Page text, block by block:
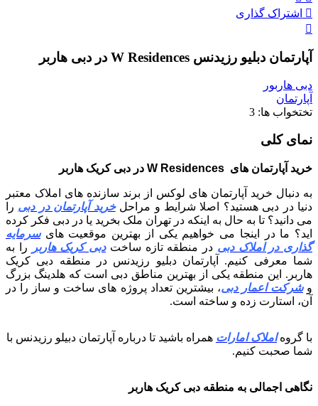
اشتراک گذاری
آپارتمان دبلیو رزیدنس W Residences در دبی هاربر
دبی هاربور
آپارتمان
تختخواب ها: 3
نمای کلی
خرید آپارتمان های W Residences در دبی کریک هاربر
به دنبال خرید آپارتمان های لوکس از برند سازنده های املاک معتبر
دنیا در دبی هستید؟ اصلا شرایط و مراحلخرید آپارتمان در دبی را
می دانید؟ تا به حال به اینکه در تهران ملک بخرید یا در دبی فکر کرده
اید؟ ما در اینجا می خواهیم یکی از بهترین موقعیت هایسرمایه
گذاری در املاک دبی در منطقه تازه ساختدبی کریک هاربر
را به
شما معرفی کنیم. آپارتمان دبلیو رزیدنس در منطقه دبی کریک
هاربر. این منطقه یکی از بهترین مناطق دبی است که هلدینگ بزرگ
وشرکت اعمار دبی، بیشترین تعداد پروژه های ساخت و ساز را در
آن، استارت زده و ساخته است.
با گروهاملاک امارات همراه باشید تا درباره آپارتمان دبیلو رزیدنس با
شما صحبت کنیم.
نگاهی اجمالی به منطقه دبی کریک هاربر